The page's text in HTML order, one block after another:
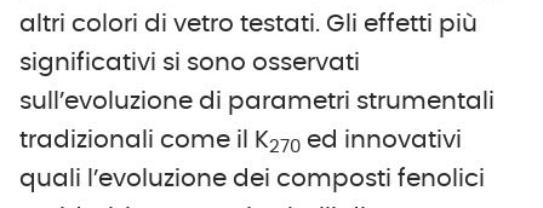
altri colori di vetro testati. Gli effetti più
significativi si sono osservati
sull’evoluzione di parametri strumentali
tradizionali come il K270 ed innovativi
quali l’evoluzione dei composti fenolici